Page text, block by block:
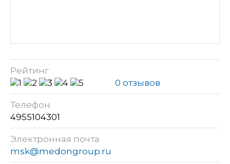
Рейтинг
0 отзывов
Телефон
4955104301
Электронная почта
msk@medongroup.ru